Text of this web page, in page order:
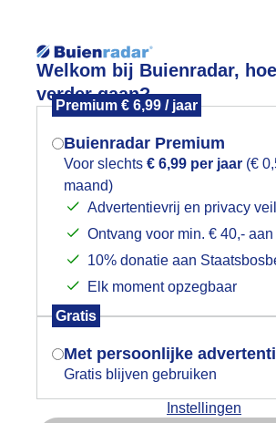
Welkom bij Buienradar,
verder gaan?
Premium € 6,99 / jaar
Buienradar Premium
Voor slechts € 6,99 per jaar (€
maand)
Advertentievrij en privacy
Ontvang voor min. € 40,-
10% donatie aan
Elk moment opzegbaar
Gratis
Met persoonlijke
Gratis blijven gebruiken
Instellingen
Foto en video
Mogen we je locatie
het weer?
Indien je hier nog geen
gegeven, verschijnt er zo een
je browser waarin deze
gevraagd wordt.
Is goed, toon de